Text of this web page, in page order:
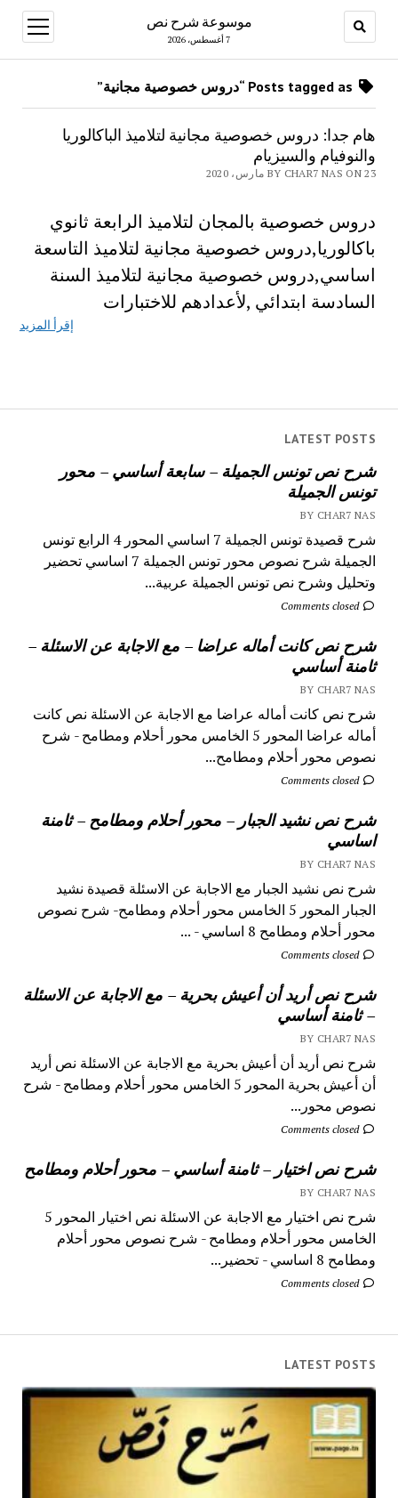
موسوعة شرح نص
7 أغسطس، 2026
open
menu
LATEST POSTS
شرح نص تونس الجميلة – سابعة أساسي – محور
تونس الجميلة
BY CHAR7 NAS
شرح قصيدة تونس الجميلة 7 اساسي المحور 4 الرابع تونس
الجميلة شرح نصوص محور تونس الجميلة 7 اساسي تحضير
وتحليل وشرح نص تونس الجميلة عربية...
Comments closed
شرح نص كانت أماله عراضا – مع الاجابة عن الاسئلة –
ثامنة أساسي
BY CHAR7 NAS
شرح نص كانت أماله عراضا مع الاجابة عن الاسئلة نص كانت
أماله عراضا المحور 5 الخامس محور أحلام ومطامح - شرح
نصوص محور أحلام ومطامح...
Comments closed
شرح نص نشيد الجبار – محور أحلام ومطامح – ثامنة
اساسي
BY CHAR7 NAS
شرح نص نشيد الجبار مع الاجابة عن الاسئلة قصيدة نشيد
الجبار المحور 5 الخامس محور أحلام ومطامح- شرح نصوص
محور أحلام ومطامح 8 اساسي - ...
Comments closed
شرح نص أريد أن أعيش بحرية – مع الاجابة عن الاسئلة
– ثامنة أساسي
BY CHAR7 NAS
شرح نص أريد أن أعيش بحرية مع الاجابة عن الاسئلة نص أريد
أن أعيش بحرية المحور 5 الخامس محور أحلام ومطامح - شرح
نصوص محور...
Comments closed
شرح نص اختيار – ثامنة أساسي – محور أحلام ومطامح
BY CHAR7 NAS
شرح نص اختيار مع الاجابة عن الاسئلة نص اختيار المحور 5
الخامس محور أحلام ومطامح - شرح نصوص محور أحلام
ومطامح 8 اساسي - تحضير...
Comments closed
هام جدا: دروس خصوصية مجانية لتلاميذ الباكالوريا
والنوفيام والسيزيام
BY CHAR7 NAS ON 23 مارس، 2020
دروس خصوصية بالمجان لتلاميذ الرابعة ثانوي
باكالوريا,دروس خصوصية مجانية لتلاميذ التاسعة
اساسي,دروس خصوصية مجانية لتلاميذ السنة
السادسة ابتدائي ,لأعدادهم للاختبارات
إقرأ المزيد
LATEST POSTS